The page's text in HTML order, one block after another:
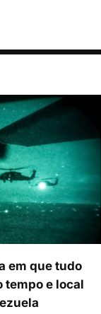
em que tudo
tempo e local